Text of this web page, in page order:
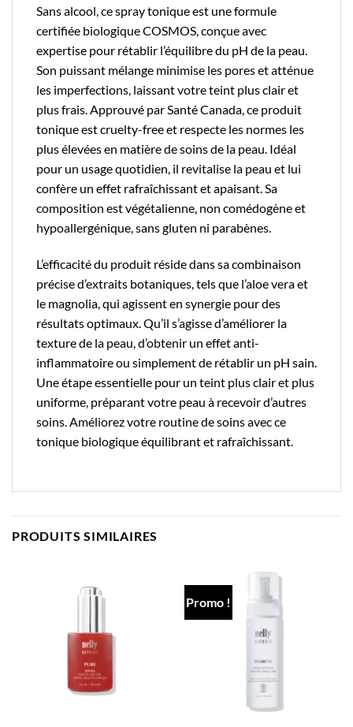
Sans alcool, ce spray tonique est une formule
certifiée biologique COSMOS, conçue avec
expertise pour rétablir l’équilibre du pH de la peau.
Son puissant mélange minimise les pores et atténue
les imperfections, laissant votre teint plus clair et
plus frais. Approuvé par Santé Canada, ce produit
tonique est cruelty-free et respecte les normes les
plus élevées en matière de soins de la peau. Idéal
pour un usage quotidien, il revitalise la peau et lui
confère un effet rafraîchissant et apaisant. Sa
composition est végétalienne, non comédogène et
hypoallergénique, sans gluten ni parabènes.
L’efficacité du produit réside dans sa combinaison
précise d’extraits botaniques, tels que l’aloe vera et
le magnolia, qui agissent en synergie pour des
résultats optimaux. Qu’il s’agisse d’améliorer la
texture de la peau, d’obtenir un effet anti-
inflammatoire ou simplement de rétablir un pH sain.
Une étape essentielle pour un teint plus clair et plus
uniforme, préparant votre peau à recevoir d’autres
soins. Améliorez votre routine de soins avec ce
tonique biologique équilibrant et rafraîchissant.
PRODUITS SIMILAIRES
Promo !